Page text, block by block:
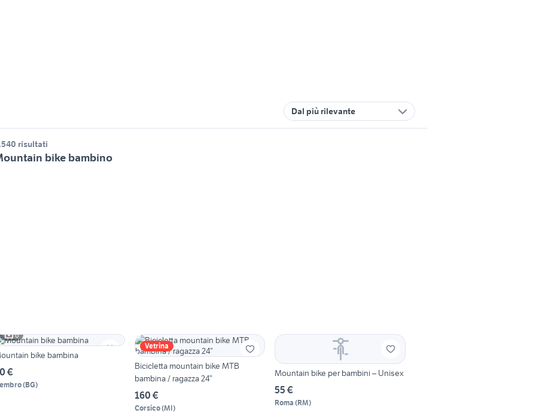
Dal più rilevante
risultati
bike bambino
6
bike bambina
€
(BG)
Vetrina
Bicicletta mountain bike MTB
bambina / ragazza 24”
160 €
Corsico(MI)
Mountain bike per bambini – Unisex
55 €
Roma (RM)